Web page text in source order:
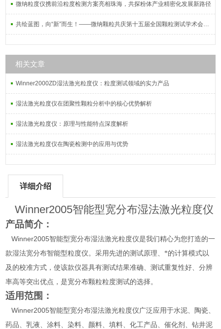
微纳粒度仪携前沿粒度检测方案亮相珠海，共探粉体产业精密化发展新路径
共绘蓝图，向“新”而生！——微纳颗粒共庆第十五届全国颗粒测试学术会议暨2025全国粉体测试技术应用研讨会
相关文章
Winner2000ZD湿法激光粒度仪：粒度测试领域的实力产品
湿法激光粒度仪在团聚性颗粒分析中的核心优势解析
湿法激光粒度仪：原理与性能特点深度解析
湿法激光粒度仪在陶瓷检测中的应用与优势
详细介绍
Winner2005智能型宽分布湿法激光粒度仪
产品简介：
Winner2005智能型宽分布湿法激光粒度仪是我们精心为您打造的一
款湿法宽分布智能型粒度仪。采用先进的测试原理、*的计算模式以
及的校准方式，使该款仪器具有测试结果准确、测试重复性好、分辨
率高等突出优点，是宽分布颗粒粒度测试的选择。
适用范围：
Winner2005智能型宽分布湿法激光粒度仪广泛应用于水泥、陶瓷、
药品、乳液、涂料、染料、颜料、填料、化工产品、催化剂、钻井泥